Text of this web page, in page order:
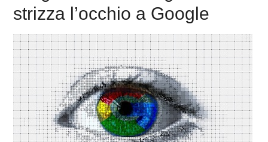
strizza l’occhio a Google